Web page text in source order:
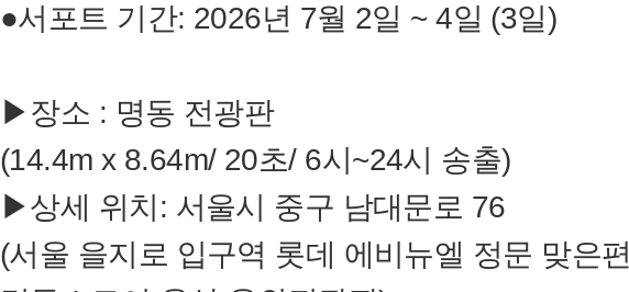
●서포트 기간: 2026년 7월 2일 ~ 4일 (3일)
▶장소 : 명동 전광판
(14.4m x 8.64m/ 20초/ 6시~24시 송출)
▶상세 위치: 서울시 중구 남대문로 76
(서울 을지로 입구역 롯데 에비뉴엘 정문 맞은